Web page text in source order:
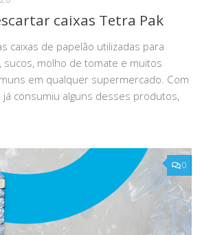
caixas Tetra Pak
caixas de papelão utilizadas para
sucos, molho de tomate e muitos
em qualquer supermercado. Com
consumiu alguns desses produtos,
0